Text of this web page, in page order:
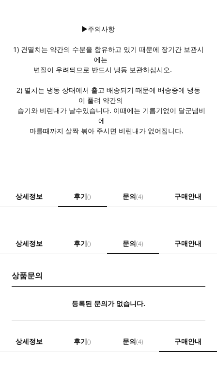
▶주의사항
1) 건멸치는 약간의 수분을 함유하고 있기 때문에 장기간 보관시
에는
변질이 우려되므로 반드시 냉동 보관하십시오.
2) 멸치는 냉동 상태에서 출고 배송되기 때문에 배송중에 냉동
이 풀려 약간의
습기와 비린내가 날수있습니다. 이때에는 기름기없이 달군냄비
에
마를때까지 살짝 볶아 주시면 비린내가 없어집니다.
상세정보 후기() 문의(4) 구매안내
상세정보 후기() 문의(4) 구매안내
상품문의
등록된 문의가 없습니다.
상세정보 후기() 문의(4) 구매안내